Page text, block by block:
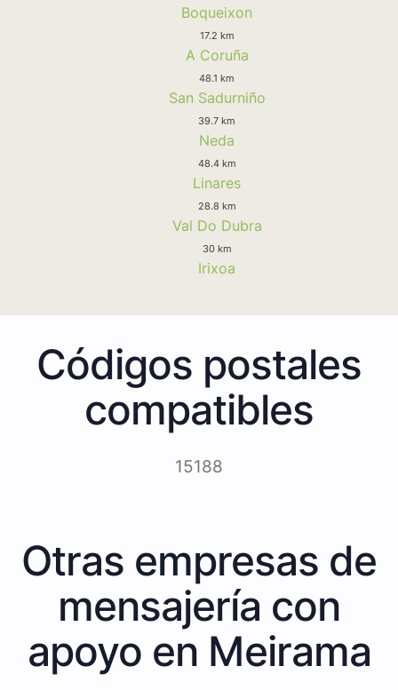
Boqueixon
17.2 km
A Coruña
48.1 km
San Sadurniño
39.7 km
Neda
48.4 km
Linares
28.8 km
Val Do Dubra
30 km
Irixoa
Códigos postales
compatibles
15188
Otras empresas de
mensajería con
apoyo en Meirama